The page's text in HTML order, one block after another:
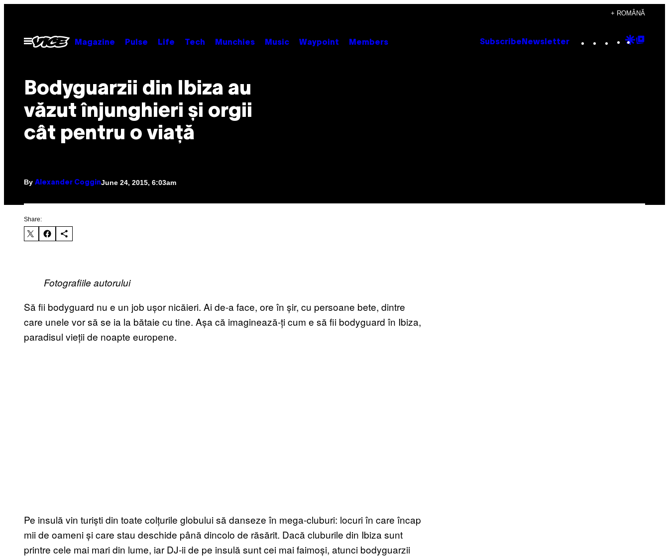
content
+ ROMÂNĂ
Open
Menu
Magazine Pulse Life Tech Munchies Music Waypoint Members Subscribe Newsletter Instagram
TikTok
YouTube
Google
​Bodyguarzii din Ibiza au
văzut înjunghieri și orgii
cât pentru o viață
By Alexander CogginJune 24, 2015, 6:03am
Share:
Fotografiile autorului
Să fii bodyguard nu e un job ușor nicăieri. Ai de-a face, ore în șir, cu persoane bete, dintre
care unele vor să se ia la bătaie cu tine. Așa că imaginează-ți cum e să fii bodyguard în Ibiza,
paradisul vieții de noapte europene.
Pe insulă vin turiști din toate colțurile globului să danseze în mega-cluburi: locuri în care încap
mii de oameni și care stau deschide până dincolo de răsărit. Dacă cluburile din Ibiza sunt
printre cele mai mari din lume, iar DJ-ii de pe insulă sunt cei mai faimoși, atunci bodyguarzii